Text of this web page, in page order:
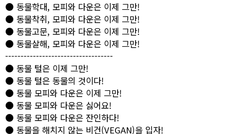
● 동물학대, 모피와 다운은 이제 그만!
● 동물착취, 모피와 다운은 이제 그만!
● 동물고문, 모피와 다운은 이제 그만!
● 동물살해, 모피와 다운은 이제 그만!
-----------------------------------
● 동물 털은 이제 그만!
● 동물 털은 동물의 것이다!
● 동물 모피와 다운은 이제 그만!
● 동물 모피와 다운은 싫어요!
● 동물 모피와 다운은 잔인하다!
● 동물을 해치지 않는 비건(VEGAN)을 입자!